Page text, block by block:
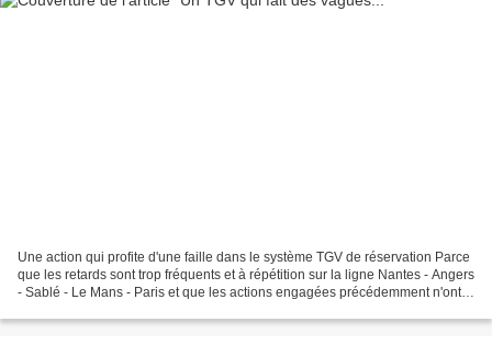
Une action qui profite d'une faille dans le système TGV de réservation Parce
que les retards sont trop fréquents et à répétition sur la ligne Nantes - Angers
- Sablé - Le Mans - Paris et que les actions engagées précédemment n'ont